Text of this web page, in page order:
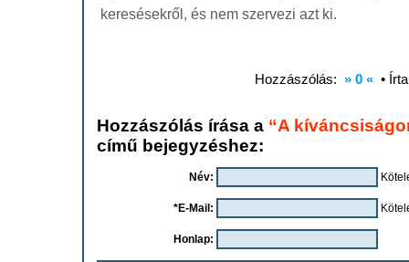
keresésekről, és nem szervezi azt ki.
Hozzászólás: » 0 « •
Hozzászólás írása a “A
című bejegyzéshez:
Név:
*E-Mail:
Honlap: